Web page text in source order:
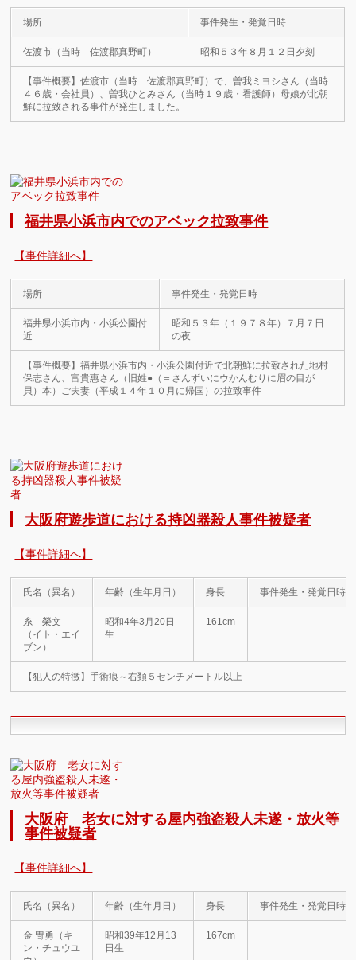
場所 事件発生・発覚日時
佐渡市（当時 佐渡郡真野町） 昭和５３年８月１２日夕刻
【事件概要】佐渡市（当時 佐渡郡真野町）で、曽我ミヨシさん（当時
４６歳・会社員）、曽我ひとみさん（当時１９歳・看護師）母娘が北朝
鮮に拉致される事件が発生しました。
福井県小浜市内でのアベック拉致事件
【事件詳細へ】
場所 事件発生・発覚日時
福井県小浜市内・小浜公園付
近
昭和５３年（１９７８年）７月７日
の夜
【事件概要】福井県小浜市内・小浜公園付近で北朝鮮に拉致された地村
保志さん、富貴惠さん（旧姓●（＝さんずいにウかんむりに眉の目が
貝）本）ご夫妻（平成１４年１０月に帰国）の拉致事件
大阪府遊歩道における持凶器殺人事件被疑者
【事件詳細へ】
氏名（異名） 年齢（生年月日） 身長 事件発生・発覚日時
糸 榮文
（イト・エイ
ブン）
昭和4年3月20日
生
161cm
【犯人の特徴】手術痕～右頚５センチメートル以上
大阪府 老女に対する屋内強盗殺人未遂・放火等
事件被疑者
【事件詳細へ】
氏名（異名） 年齢（生年月日） 身長 事件発生・発覚日時
金 冑勇（キ
ン・チュウユ
昭和39年12月13
日生
167cm